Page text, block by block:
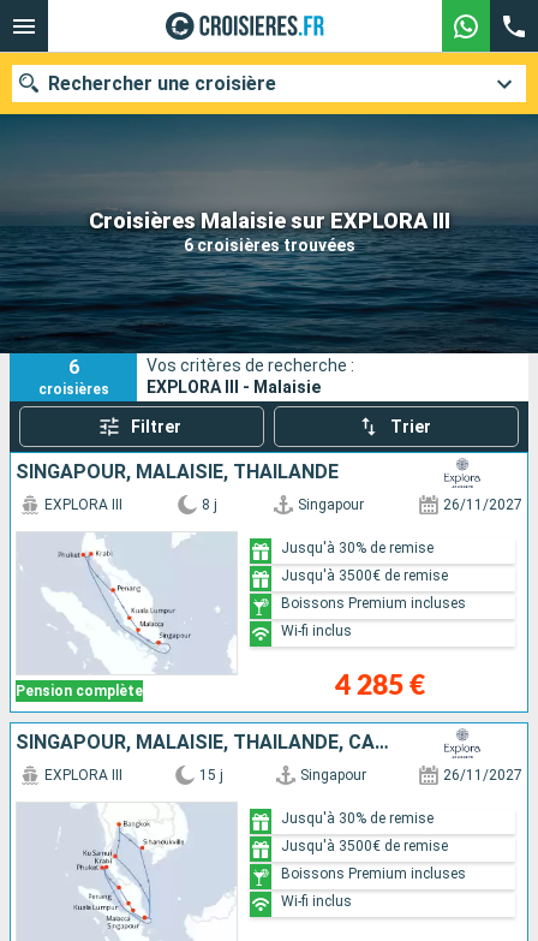
Croisières Malaisie sur EXPLORA III
6 croisières trouvées
Rechercher une croisière
Nos destinations
Mois de départ
Ports Compagnies
Rechercher
6
croisières
Vos critères de recherche :
EXPLORA III - Malaisie
Filtrer Trier
SINGAPOUR, MALAISIE, THAÏLANDE
Pension complète
EXPLORA III 8 j Singapour 26/11/2027
4 285 €
Jusqu'à 30% de remise
Jusqu'à 3500€ de remise
Boissons Premium incluses
Wi-fi inclus
SINGAPOUR, MALAISIE, THAÏLANDE, CAMBODGE
EXPLORA III 15 j Singapour 26/11/2027
Jusqu'à 30% de remise
Jusqu'à 3500€ de remise
Boissons Premium incluses
Wi-fi inclus